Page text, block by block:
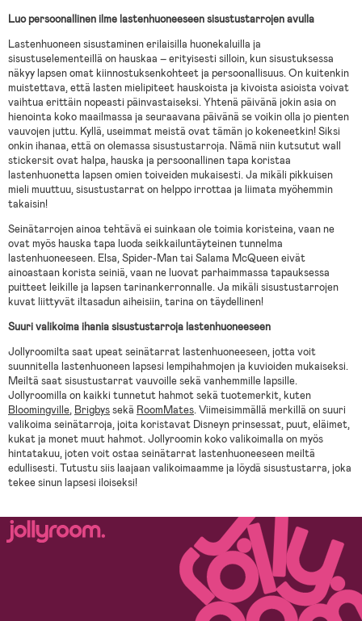
Luo persoonallinen ilme lastenhuoneeseen sisustustarrojen avulla
Lastenhuoneen sisustaminen erilaisilla huonekaluilla ja
sisustuselementeillä on hauskaa – erityisesti silloin, kun sisustuksessa
näkyy lapsen omat kiinnostuksenkohteet ja persoonallisuus. On kuitenkin
muistettava, että lasten mielipiteet hauskoista ja kivoista asioista voivat
vaihtua erittäin nopeasti päinvastaiseksi. Yhtenä päivänä jokin asia on
hienointa koko maailmassa ja seuraavana päivänä se voikin olla jo pienten
vauvojen juttu. Kyllä, useimmat meistä ovat tämän jo kokeneetkin! Siksi
onkin ihanaa, että on olemassa sisustustarroja. Nämä niin kutsutut wall
stickersit ovat halpa, hauska ja persoonallinen tapa koristaa
lastenhuonetta lapsen omien toiveiden mukaisesti. Ja mikäli pikkuisen
mieli muuttuu, sisustustarrat on helppo irrottaa ja liimata myöhemmin
takaisin!
Seinätarrojen ainoa tehtävä ei suinkaan ole toimia koristeina, vaan ne
ovat myös hauska tapa luoda seikkailuntäyteinen tunnelma
lastenhuoneeseen. Elsa, Spider-Man tai Salama McQueen eivät
ainoastaan korista seiniä, vaan ne luovat parhaimmassa tapauksessa
puitteet leikille ja lapsen tarinankerronnalle. Ja mikäli sisustustarrojen
kuvat liittyvät iltasadun aiheisiin, tarina on täydellinen!
Suuri valikoima ihania sisustustarroja lastenhuoneeseen
Jollyroomilta saat upeat seinätarrat lastenhuoneeseen, jotta voit
suunnitella lastenhuoneen lapsesi lempihahmojen ja kuvioiden mukaiseksi.
Meiltä saat sisustustarrat vauvoille sekä vanhemmille lapsille.
Jollyroomilla on kaikki tunnetut hahmot sekä tuotemerkit, kuten
Bloomingville, Brigbyssekä RoomMates. Viimeisimmällä merkillä on suuri
valikoima seinätarroja, joita koristavat Disneyn prinsessat, puut, eläimet,
kukat ja monet muut hahmot. Jollyroomin koko valikoimalla on myös
hintatakuu, joten voit ostaa seinätarrat lastenhuoneeseen meiltä
edullisesti. Tutustu siis laajaan valikoimaamme ja löydä sisustustarra, joka
tekee sinun lapsesi iloiseksi!